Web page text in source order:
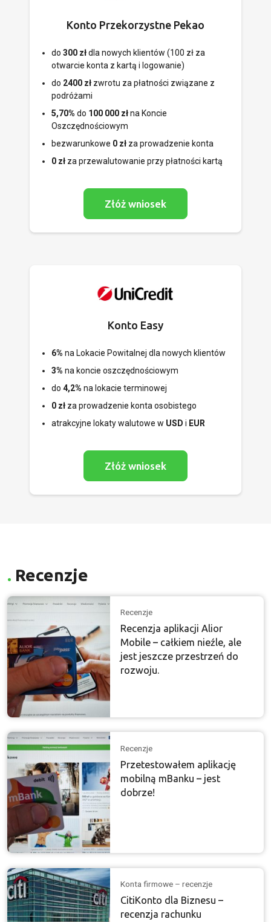
Konto Przekorzystne Pekao
do 300 złdla nowych klientów (100 zł za
otwarcie konta z kartą i logowanie)
do 2400 złzwrotu za płatności związane z
podróżami
5,70% do 100 000 złna Koncie
Oszczędnościowym
bezwarunkowe 0 złza prowadzenie konta
0 złza przewalutowanie przy płatności kartą
Złóż wniosek
Konto Easy
6% na Lokacie Powitalnej dla nowych klientów
3% na koncie oszczędnościowym
do 4,2% na lokacie terminowej
0 złza prowadzenie konta osobistego
atrakcyjne lokaty walutowe w USD i EUR
Złóż wniosek
Recenzje
Recenzje
Recenzja aplikacji Alior
Mobile – całkiem nieźle, ale
jest jeszcze przestrzeń do
rozwoju.
Recenzje
Przetestowałem aplikację
mobilną mBanku – jest
dobrze!
Konta firmowe – recenzje
CitiKonto dla Biznesu –
recenzja rachunku